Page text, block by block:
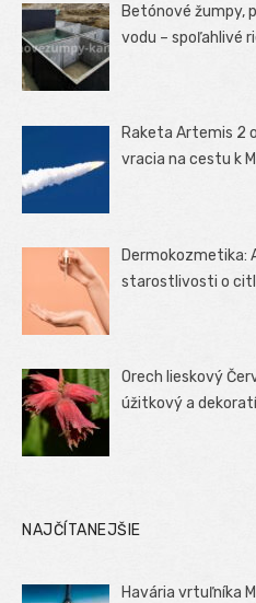
Betónové žumpy,
vodu – spoľahlivé
Raketa Artemis 2
vracia na cestu k
Dermokozmetika:
starostlivosti o
Orech lieskový
úžitkový a
NAJČÍTANEJŠIE
Havária vrtuľníka